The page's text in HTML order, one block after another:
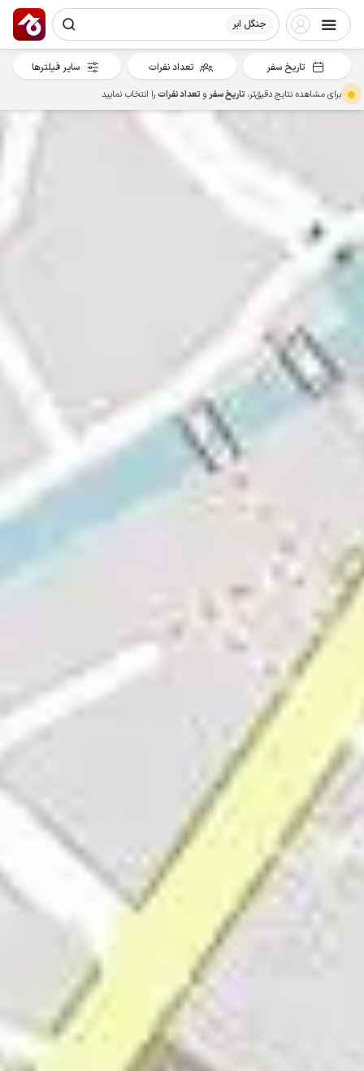
جنگل ابر
تاریخ سفر تعداد نفرات سایر فیلترها
برای مشاهده نتایج دقیق‌تر، تاریخ سفرو تعداد نفراترا انتخاب نمایید